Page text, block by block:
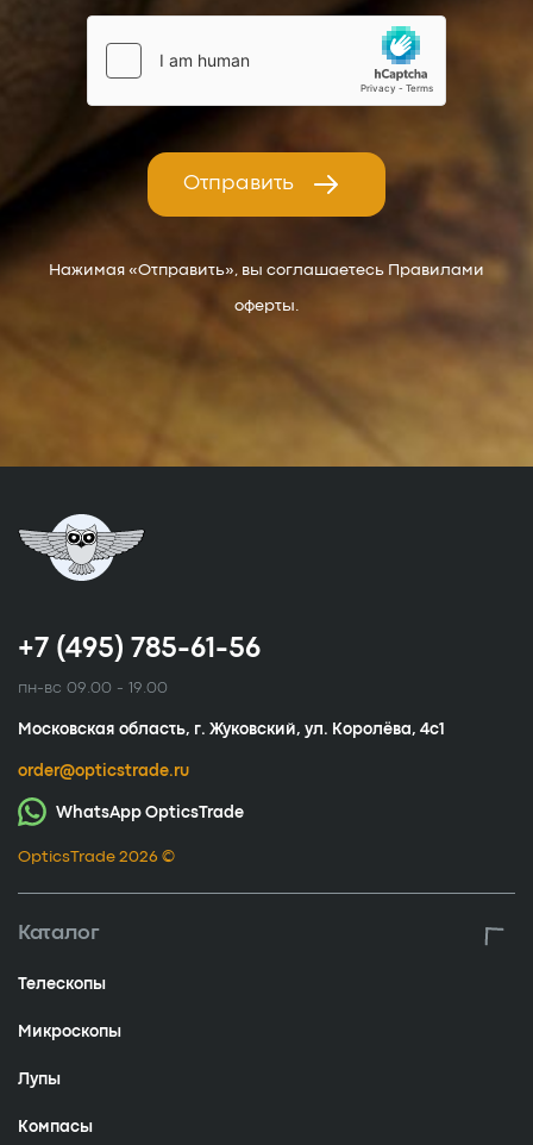
Отправить
Нажимая «Отправить», вы соглашаетесь Правилами
оферты.
+7 (495) 785-61-56
пн-вс 09.00 - 19.00
Московская область, г. Жуковский, ул. Королёва, 4с1
order@opticstrade.ru
WhatsApp OpticsTrade
OpticsTrade 2026 ©
Каталог
Телескопы
Микроскопы
Лупы
Компасы